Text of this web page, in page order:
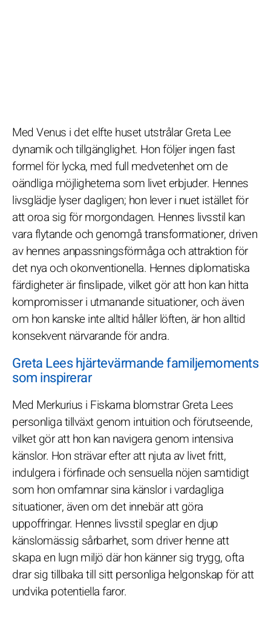
Med Venus i det elfte huset utstrålar Greta Lee
dynamik och tillgänglighet. Hon följer ingen fast
formel för lycka, med full medvetenhet om de
oändliga möjligheterna som livet erbjuder. Hennes
livsglädje lyser dagligen; hon lever i nuet istället för
att oroa sig för morgondagen. Hennes livsstil kan
vara flytande och genomgå transformationer, driven
av hennes anpassningsförmåga och attraktion för
det nya och okonventionella. Hennes diplomatiska
färdigheter är finslipade, vilket gör att hon kan hitta
kompromisser i utmanande situationer, och även
om hon kanske inte alltid håller löften, är hon alltid
konsekvent närvarande för andra.
Greta Lees hjärtevärmande familjemoments
som inspirerar
Med Merkurius i Fiskarna blomstrar Greta Lees
personliga tillväxt genom intuition och förutseende,
vilket gör att hon kan navigera genom intensiva
känslor. Hon strävar efter att njuta av livet fritt,
indulgera i förfinade och sensuella nöjen samtidigt
som hon omfamnar sina känslor i vardagliga
situationer, även om det innebär att göra
uppoffringar. Hennes livsstil speglar en djup
känslomässig sårbarhet, som driver henne att
skapa en lugn miljö där hon känner sig trygg, ofta
drar sig tillbaka till sitt personliga helgonskap för att
undvika potentiella faror.